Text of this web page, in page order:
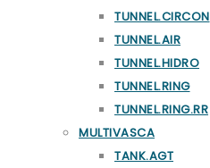
TUNNEL.CIRCON
TUNNEL.AIR
TUNNEL.HIDRO
TUNNEL.RING
TUNNEL.RING.RR
MULTIVASCA
TANK.AGT